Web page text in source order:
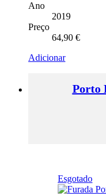
Ano
2019
Preço
64,90 €
Adicionar
Porto
Esgotado